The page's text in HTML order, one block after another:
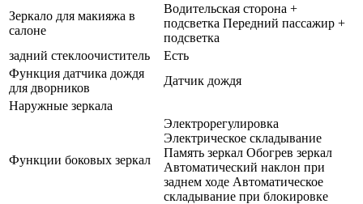
Зеркало для макияжа в
салоне
Водительская сторона +
подсветка Передний пассажир +
подсветка
задний стеклоочиститель
Есть
Функция датчика дождя
для дворников
Датчик дождя
Наружные зеркала
Функции боковых зеркал
Электрорегулировка
Электрическое складывание
Память зеркал Обогрев зеркал
Автоматический наклон при
заднем ходе Автоматическое
складывание при блокировке